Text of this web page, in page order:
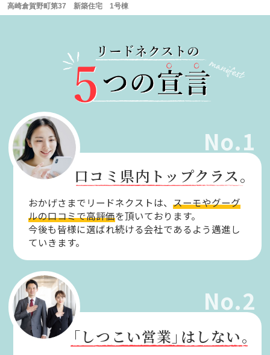
高崎倉賀野町第37 新築住宅 1号棟
No.1
口コミ県内トップクラス。
おかげさまでリードネクストは、スーモやグーグ
ルの口コミで高評価を頂いております。
今後も皆様に選ばれ続ける会社であるよう邁進し
ていきます。
No.2
「しつこい営業」はしない。